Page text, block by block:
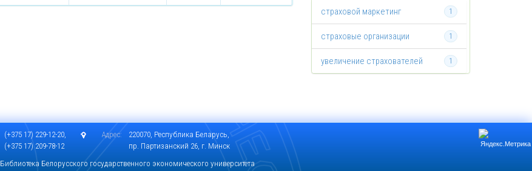
1
страховой маркетинг
1
страховые организации
1
увеличение страхователей
(+375 17) 229-12-20,
(+375 17) 209-78-12
Адрес:
220070, Республика Беларусь,
пр. Партизанский 26, г. Минск
Библиотека Белорусского государственного экономического университета